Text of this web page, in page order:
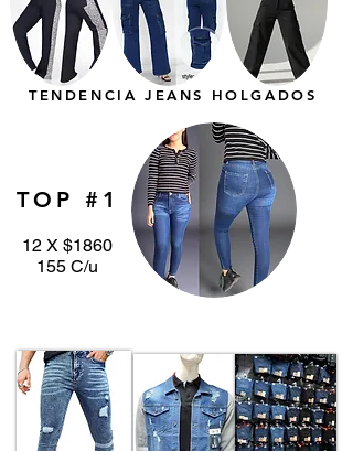
TENDENCIA JEANS HOLGADOS
12 X $1860
155 C/u
TOP #1